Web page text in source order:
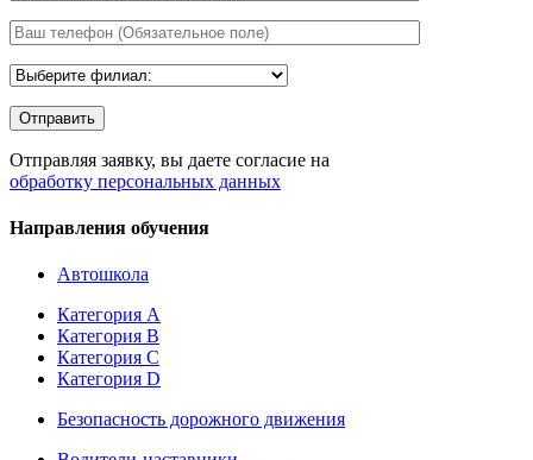
Отправляя заявку, вы даете согласие на
обработку персональных данных
Направления обучения
Автошкола
Категория А
Категория В
Категория С
Категория D
Безопасность дорожного движения